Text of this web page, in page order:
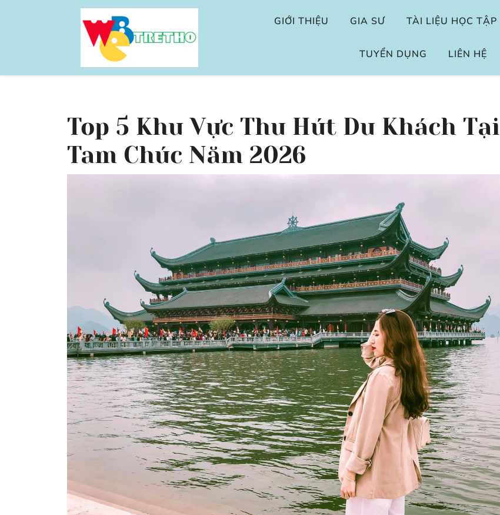
GIỚI THIỆU GIA SƯ TÀI LIỆU HỌC TẬP
TUYỂN DỤNG LIÊN HỆ
Top 5 Khu Vực Thu Hút Du Khách Tại
Tam Chúc Năm 2026